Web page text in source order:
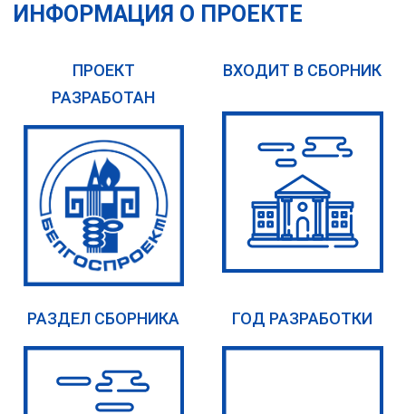
ИНФОРМАЦИЯ О ПРОЕКТЕ
ПРОЕКТ
РАЗРАБОТАН
ВХОДИТ В СБОРНИК
РАЗДЕЛ СБОРНИКА ГОД РАЗРАБОТКИ